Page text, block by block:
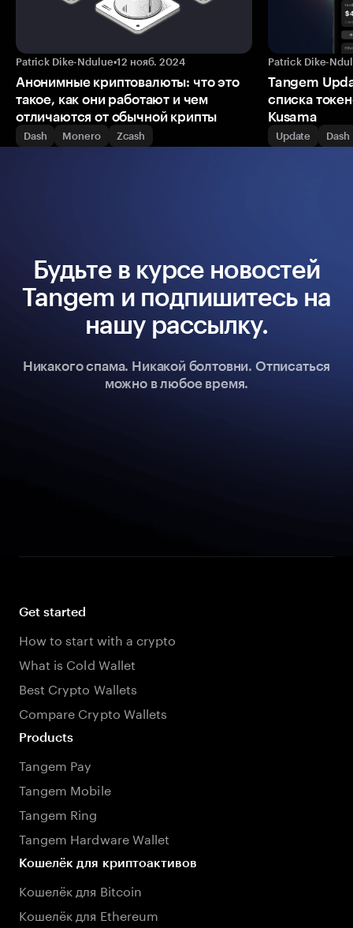
Patrick Dike-Ndulue•12 нояб. 2024
Анонимные криптовалюты: что это
такое, как они работают и чем
отличаются от обычной крипты
Dash Monero Zcash
Patrick Dike-
Tangem
списка
Kusama
Update Dash
Будьте в курсе новостей
Tangem и подпишитесь на
нашу рассылку.
Никакого спама. Никакой болтовни. Отписаться
можно в любое время.
Get started
How to start with a crypto
What is Cold Wallet
Best Crypto Wallets
Compare Crypto Wallets
Products
Tangem Pay
Tangem Mobile
Tangem Ring
Tangem Hardware Wallet
Кошелёк для криптоактивов
Кошелёк для Bitcoin
Кошелёк для Ethereum